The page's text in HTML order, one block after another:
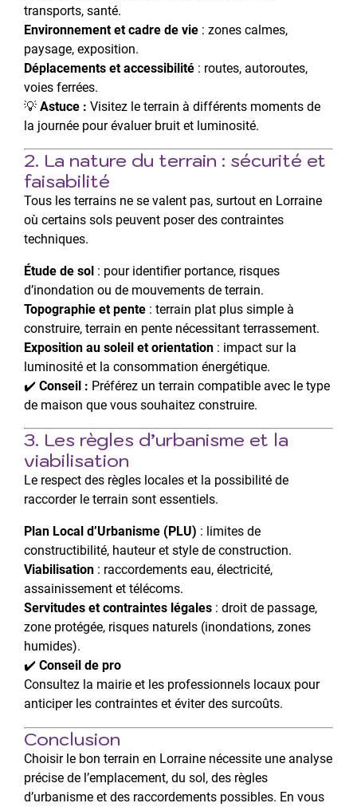
transports, santé.
Environnement et cadre de vie : zones calmes,
paysage, exposition.
Déplacements et accessibilité : routes, autoroutes,
voies ferrées.
💡Astuce : Visitez le terrain à différents moments de
la journée pour évaluer bruit et luminosité.
2. La nature du terrain : sécurité et
faisabilité
Tous les terrains ne se valent pas, surtout en Lorraine
où certains sols peuvent poser des contraintes
techniques.
Étude de sol : pour identifier portance, risques
d’inondation ou de mouvements de terrain.
Topographie et pente : terrain plat plus simple à
construire, terrain en pente nécessitant terrassement.
Exposition au soleil et orientation : impact sur la
luminosité et la consommation énergétique.
✔️ Conseil : Préférez un terrain compatible avec le type
de maison que vous souhaitez construire.
3. Les règles d’urbanisme et la
viabilisation
Le respect des règles locales et la possibilité de
raccorder le terrain sont essentiels.
Plan Local d’Urbanisme (PLU) : limites de
constructibilité, hauteur et style de construction.
Viabilisation : raccordements eau, électricité,
assainissement et télécoms.
Servitudes et contraintes légales : droit de passage,
zone protégée, risques naturels (inondations, zones
humides).
✔️ Conseil de pro
Consultez la mairie et les professionnels locaux pour
anticiper les contraintes et éviter des surcoûts.
Conclusion
Choisir le bon terrain en Lorraine nécessite une analyse
précise de l’emplacement, du sol, des règles
d’urbanisme et des raccordements possibles. En vous